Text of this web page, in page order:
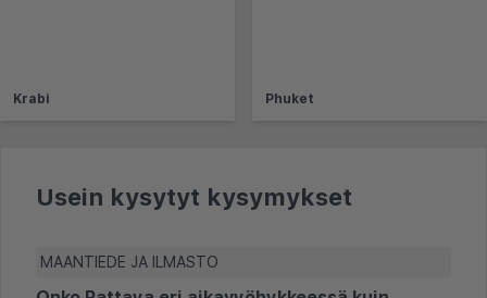
Krabi Phuket
Usein kysytyt kysymykset
MAANTIEDE JA ILMASTO